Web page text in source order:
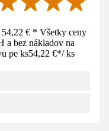
€ * Všetky ceny
a bez nákladov na
pe ks54,22 €*/ ks